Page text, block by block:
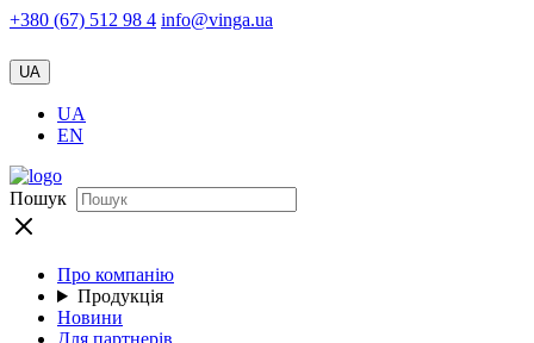
+380 (67) 512 98 4 info@vinga.ua
UA
UA
EN
Пошук
Про компанію
Продукція
Новини
Для партнерів